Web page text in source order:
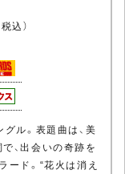
込）
ル。表題曲は、美
、出会いの奇跡を
ード。“花火は消え